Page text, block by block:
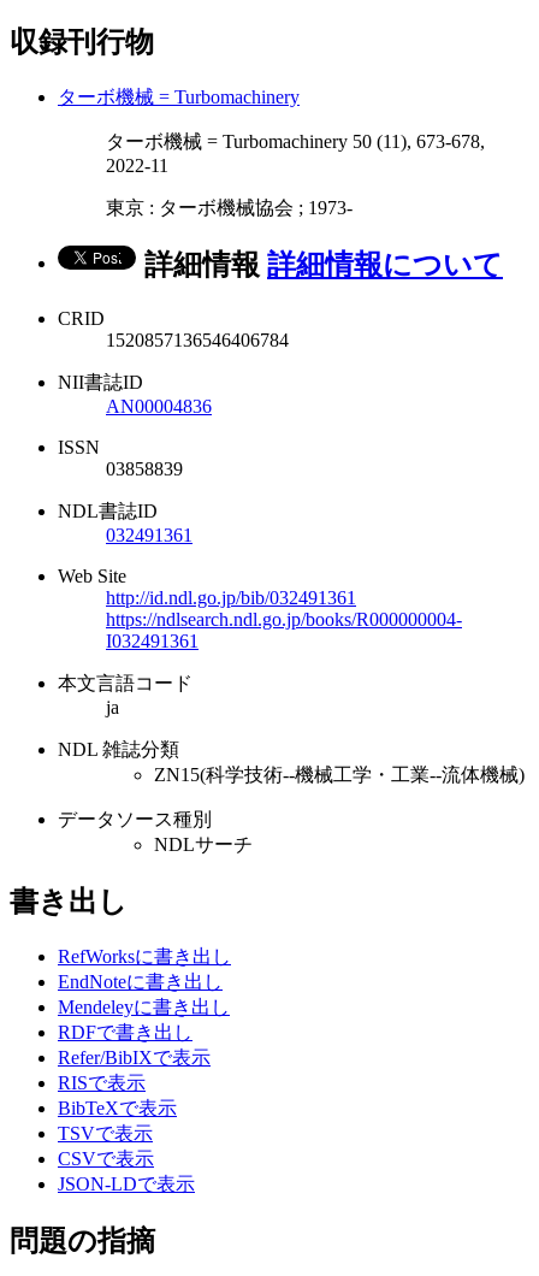
収録刊行物
ターボ機械 = Turbomachinery
ターボ機械 = Turbomachinery 50 (11), 673-678,
2022-11
東京 : ターボ機械協会 ; 1973-
詳細情報 詳細情報について
CRID
1520857136546406784
NII書誌ID
AN00004836
ISSN
03858839
NDL書誌ID
032491361
Web Site
http://id.ndl.go.jp/bib/032491361
https://ndlsearch.ndl.go.jp/books/R000000004-
I032491361
本文言語コード
ja
NDL 雑誌分類
ZN15(科学技術--機械工学・工業--流体機械)
データソース種別
NDLサーチ
書き出し
RefWorksに書き出し
EndNoteに書き出し
Mendeleyに書き出し
RDFで書き出し
Refer/BibIXで表示
RISで表示
BibTeXで表示
TSVで表示
CSVで表示
JSON-LDで表示
問題の指摘